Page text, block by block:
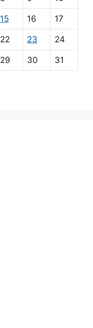
15 16 17
22 23 24
29 30 31